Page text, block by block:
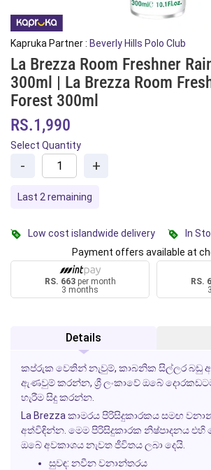
Kapruka Partner : Beverly Hills Polo Club
La Brezza Room Freshner
300ml | La Brezza Room
Forest 300ml
RS.1,990
Select Quantity
- +
Last 2 remaining
Low cost islandwide delivery
In
Payment offers available at
RS. 663per month
3 months
RS.
Details
කප්රුක වෙතින් නැවුම්, කාබනික සිල්ලර බඩු
ඇණවුම් කරන්න, ශ්‍රී ලංකාවේ ඔබේ
හැරීම සිදු කරන්න.
La Brezza කාමරය පිරිසිදුකාරකය සමඟ
අත්විඳින්න. මෙමපිරිසිදුකාරක නිෂ්පාදනය එහි
ඔබේ අවකාශය නැවත ජීවිතය ලබා දෙයි.
සුවඳ: නවීන වනාන්තරය